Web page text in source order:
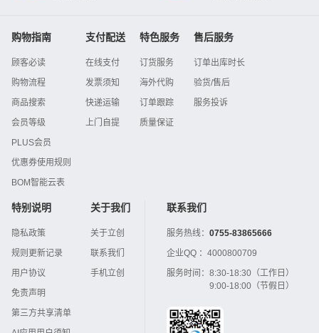
购物指南
顾客必读
购物流程
商品搜索
会员等级
PLUS会员
优惠券使用规则
BOM智能云表
支付配送
在线支付
发票须知
快递运输
上门自提
特色服务
订货服务
海外代购
订单跟踪
质量保证
售后服务
订单出库时长
验货/售后
服务投诉
特别说明
隐私政策
规则更新记录
用户协议
免责声明
第三方共享清单
关于我们
关于立创
联系我们
手机立创
联系我们
服务热线： 0755-83865666
企业QQ ： 4000800709
服务时间： 8:30-18:30（工作日）
9:00-18:00（节假日）